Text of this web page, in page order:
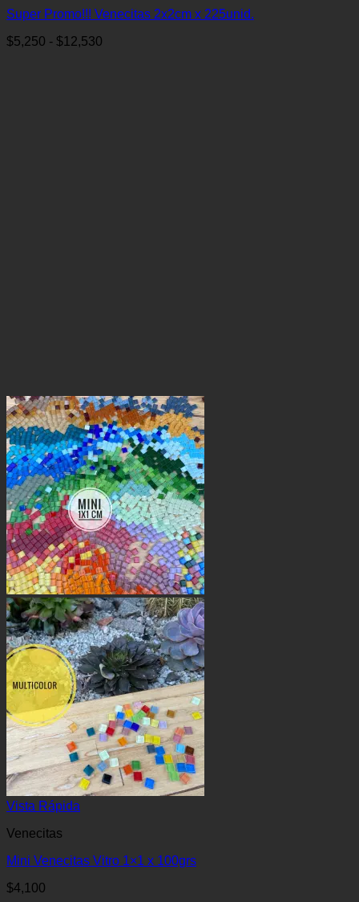
Super Promo!!! Venecitas 2x2cm x 225unid.
$5,250 - $12,530
Vista Rápida
Venecitas
Mini Venecitas Vitro 1×1 x 100grs
$4,100